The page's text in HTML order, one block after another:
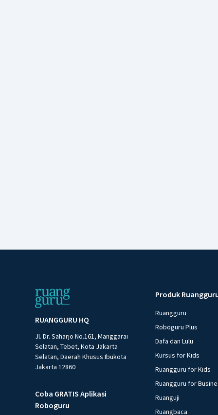
RUANGGURU HQ
Jl. Dr. Saharjo No.161, Manggarai
Selatan, Tebet, Kota Jakarta
Selatan, Daerah Khusus Ibukota
Jakarta 12860
Coba GRATIS Aplikasi
Roboguru
Produk
Ruangguru
Roboguru Plus
Dafa dan Lulu
Kursus for Kids
Ruangguru for Kids
Ruangguru for
Ruanguji
Ruangbaca